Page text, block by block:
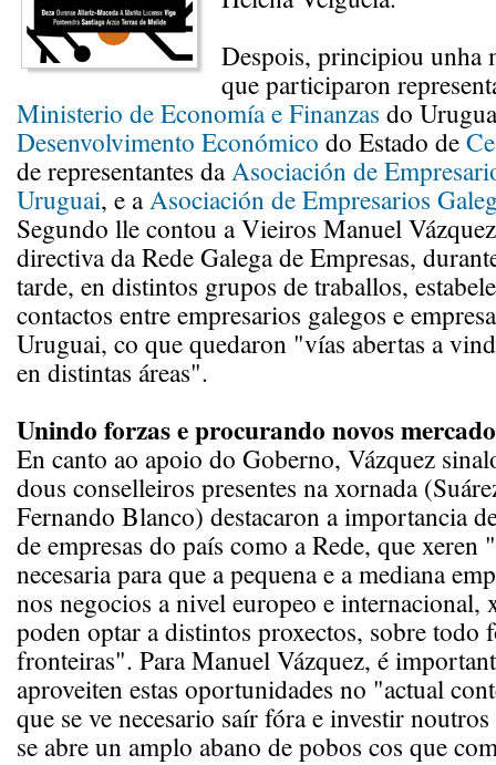
Despois, principiou unha
que participaron
Ministerio de Economía e Finanzas do
Desenvolvimento Económico do Estado de
de representantes daAsociación de
Uruguai, e aAsociación de Empresarios
Segundo lle contou a Vieiros Manuel
directiva da Rede Galega de Empresas,
tarde, en distintos grupos de traballos,
contactos entre empresarios galegos e
Uruguai, co que quedaron "vías abertas a
en distintas áreas".
Unindo forzas e procurando novos
En canto ao apoio do Goberno, Vázquez
dous conselleiros presentes na xornada
Fernando Blanco) destacaron a importancia
de empresas do país como a Rede, que xeren
necesaria para que a pequena e a mediana
nos negocios a nivel europeo e internacional,
poden optar a distintos proxectos, sobre todo
fronteiras". Para Manuel Vázquez, é
aproveiten estas oportunidades no "actual
que se ve necesario saír fóra e investir
se abre un amplo abano de pobos cos que